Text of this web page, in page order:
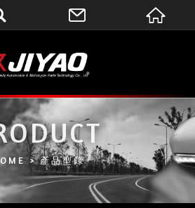
產品型錄
會員登入(燈箱)
加入會員
忘記密碼
密碼修改
訂單查詢
個人資料修改